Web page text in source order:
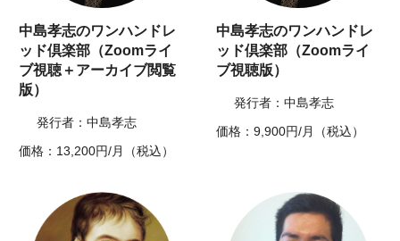
中島孝志のワンハンドレ
ッド倶楽部（Zoomライ
ブ視聴＋アーカイブ閲覧
版）
発行者：中島孝志
価格：13,200円/月（税込）
中島孝志のワンハンドレ
ッド倶楽部（Zoomライ
ブ視聴版）
発行者：中島孝志
価格：9,900円/月（税込）